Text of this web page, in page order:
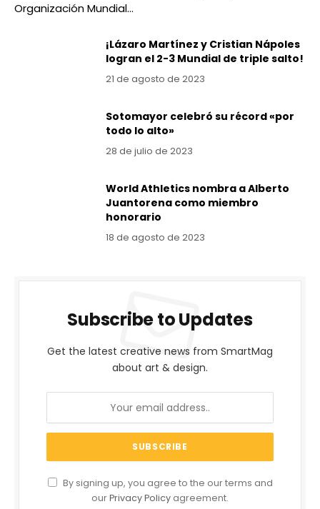
Organización Mundial…
¡Lázaro Martínez y Cristian Nápoles
logran el 2-3 Mundial de triple salto!
21 de agosto de 2023
Sotomayor celebró su récord «por
todo lo alto»
28 de julio de 2023
World Athletics nombra a Alberto
Juantorena como miembro
honorario
18 de agosto de 2023
Subscribe to Updates
Get the latest creative news from SmartMag
about art & design.
By signing up, you agree to the our terms and
ourPrivacy Policy agreement.